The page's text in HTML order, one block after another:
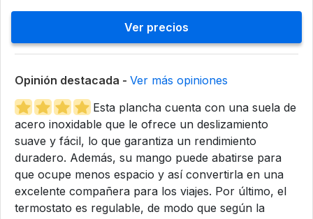
Ver precios
Opinión destacada - Ver más opiniones
Esta plancha cuenta con una suela de
acero inoxidable que le ofrece un deslizamiento
suave y fácil, lo que garantiza un rendimiento
duradero. Además, su mango puede abatirse para
que ocupe menos espacio y así convertirla en una
excelente compañera para los viajes. Por último, el
termostato es regulable, de modo que según la